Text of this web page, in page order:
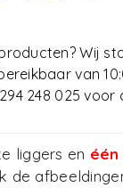
Wij
van
248 025 voor
liggers en één
de